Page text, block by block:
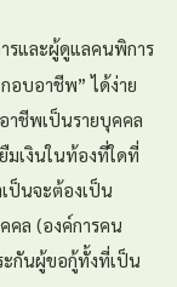
รและผู้ดูแลคนพิการ
อบอาชีพ” ได้ง่าย
าชีพเป็นรายบุคคล
เงินในท้องที่ใดที่
ป็นจะต้องเป็น
คล (องค์การคน
ะกันผู้ขอกู้ทั้งที่เป็น